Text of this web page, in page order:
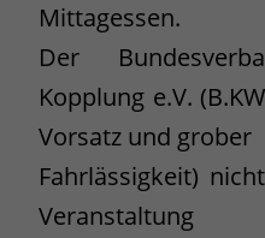
Mittagessen.
Der
Kopplung e.V.
Vorsatz und grober
Fahrlässigkeit)